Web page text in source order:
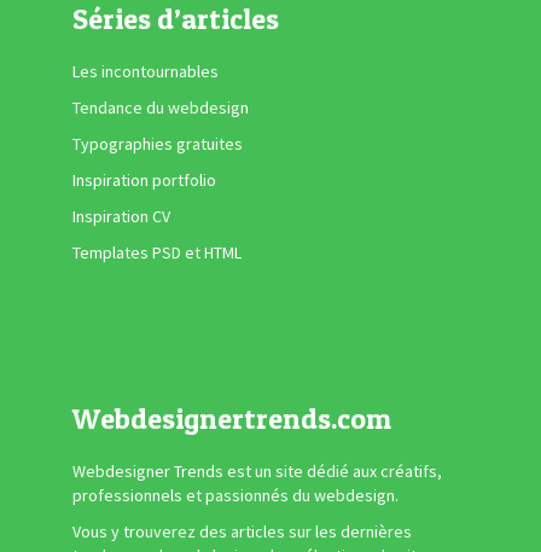
Séries d’articles
Les incontournables
Tendance du webdesign
Typographies gratuites
Inspiration portfolio
Inspiration CV
Templates PSD et HTML
Webdesignertrends.com
Webdesigner Trends est un site dédié aux créatifs,
professionnels et passionnés du webdesign.
Vous y trouverez des articles sur les dernières